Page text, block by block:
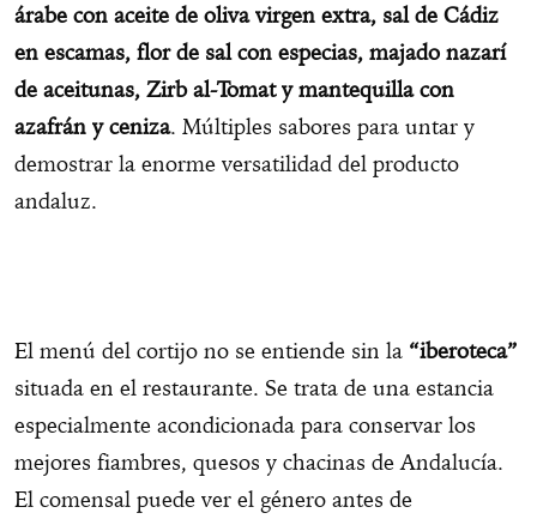
árabe con aceite de oliva virgen extra, sal de Cádiz
en escamas, flor de sal con especias, majado nazarí
de aceitunas, Zirb al-Tomat y mantequilla con
azafrán y ceniza. Múltiples sabores para untar y
demostrar la enorme versatilidad del producto
andaluz.
El menú del cortijo no se entiende sin la “iberoteca”
situada en el restaurante. Se trata de una estancia
especialmente acondicionada para conservar los
mejores fiambres, quesos y chacinas de Andalucía.
El comensal puede ver el género antes de